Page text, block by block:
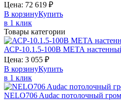
Цена: 72 619 ₽
В корзинуКупить
в 1 клик
Товары категории
АСР-10.1.5-100В МЕТА
Цена: 3 055 ₽
В корзинуКупить
в 1 клик
NELO706Audac потолочный